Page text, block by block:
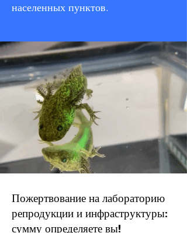
населенных пунктов.
Пожертвование на лабораторию
репродукции и инфраструктуры:
сумму определяете вы!